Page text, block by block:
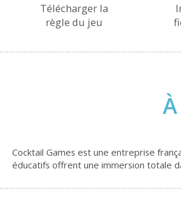
Télécharger la
règle du jeu
Cocktail Games est une entreprise
éducatifs offrent une immersion totale